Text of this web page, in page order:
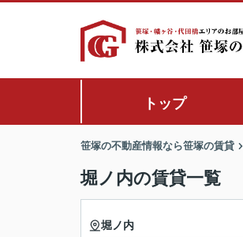
トップ
笹塚の不動産情報なら笹塚の賃貸
堀ノ内の賃貸一覧
堀ノ内